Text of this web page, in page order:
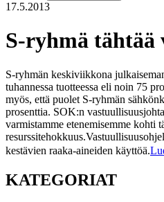
17.5.2013
S-ryhmä tähtää
S-ryhmän keskiviikkona
tuhannessa tuotteessa eli noin 75
myös, että puolet S-ryhmän
prosenttia. SOK:n
varmistamme etenemisemme kohti
resurssitehokkuus.
kestävien raaka-aineiden käyttöä.
KATEGORIAT